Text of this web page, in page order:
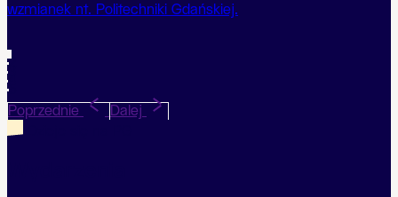
wzmianek nt. Politechniki Gdańskiej.
2
Poprzednie
Dalej